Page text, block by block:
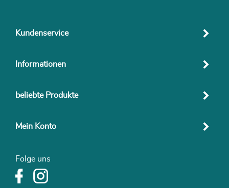
Kundenservice
Informationen
beliebte Produkte
Mein Konto
Folge uns